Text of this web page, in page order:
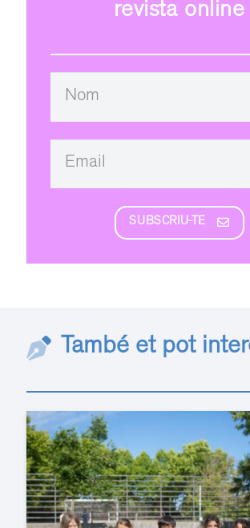
revista online
SUBSCRIU-TE
També et pot